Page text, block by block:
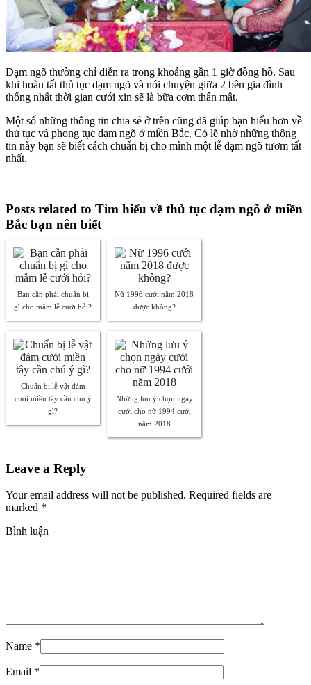
Dạm ngõ thường chỉ diễn ra trong khoảng gần 1 giờ đồng hồ. Sau
khi hoàn tất thủ tục dạm ngõ và nói chuyện giữa 2 bên gia đình
thống nhất thời gian cưới xin sẽ là bữa cơm thân mật.
Một số những thông tin chia sẻ ở trên cũng đã giúp bạn hiểu hơn về
thủ tục và phong tục dạm ngõ ở miền Bắc. Có lẽ nhờ những thông
tin này bạn sẽ biết cách chuẩn bị cho mình một lễ dạm ngõ tươm tất
nhất.
Posts related to Tìm hiểu về thủ tục dạm ngõ ở miền
Bắc bạn nên biết
Bạn cần phải chuẩn bị
gì cho mâm lễ cưới hỏi?
Nữ 1996 cưới năm 2018
được không?
Chuẩn bị lễ vật đám
cưới miền tây cần chú ý
gì?
Những lưu ý chọn ngày
cưới cho nữ 1994 cưới
năm 2018
Leave a Reply
Your email address will not be published. Required fields are
marked *
Bình luận
Name *
Email *